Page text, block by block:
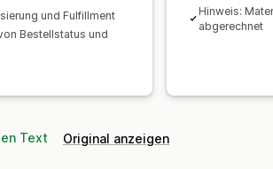
und Fulfillment
Bestellstatus und
Hinweis:
abgerechnet
Text Original anzeigen